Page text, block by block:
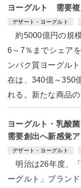
ヨーグルト 需要
デザート・ヨーグルト
約5000億円の規
6～7％までシェア
ンパク質ヨーグル
在は、340億～350
れる。新たな商品
ヨーグルト・乳酸
需要創出へ新感覚
デザート・ヨーグルト
明治は26年度、
ーグルト」ブラン